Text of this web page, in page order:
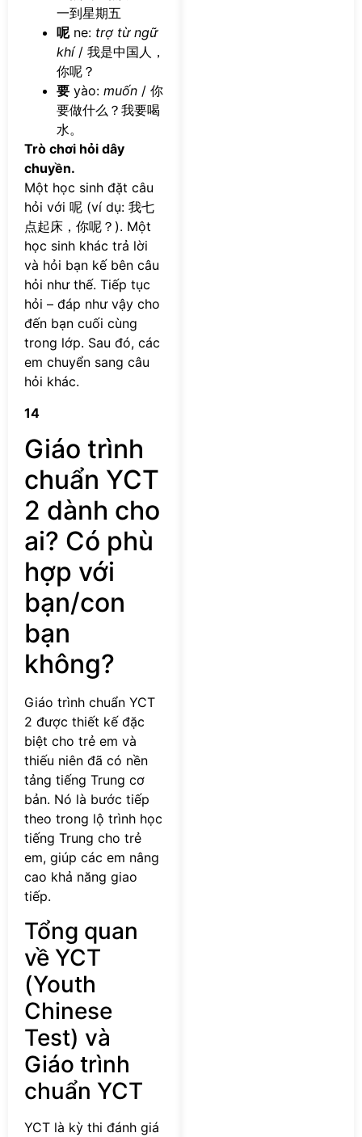
一到星期五
呢ne: trợ từ ngữ
khí/ 我是中国人，
你呢？
要 yào: muốn / 你
要做什么？我要喝
水。
Trò chơi hỏi dây
chuyền.
Một học sinh đặt câu
hỏi với 呢 (ví dụ: 我七
点起床，你呢？). Một
học sinh khác trả lời
và hỏi bạn kế bên câu
hỏi như thế. Tiếp tục
hỏi – đáp như vậy cho
đến bạn cuối cùng
trong lớp. Sau đó, các
em chuyển sang câu
hỏi khác.
14
Giáo trình
chuẩn YCT
2 dành cho
ai? Có phù
hợp với
bạn/con
bạn
không?
Giáo trình chuẩn YCT
2 được thiết kế đặc
biệt cho trẻ em và
thiếu niên đã có nền
tảng tiếng Trung cơ
bản. Nó là bước tiếp
theo trong lộ trình học
tiếng Trung cho trẻ
em, giúp các em nâng
cao khả năng giao
tiếp.
Tổng quan
về YCT
(Youth
Chinese
Test) và
Giáo trình
chuẩn YCT
YCT là kỳ thi đánh giá